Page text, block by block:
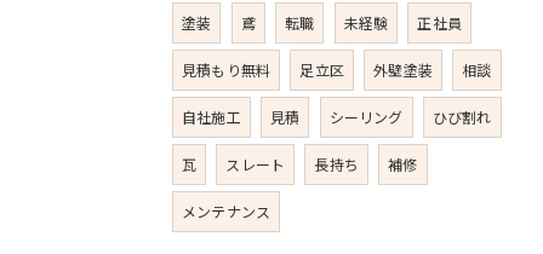
塗装 鳶 転職 未経験 正社員
見積もり無料 足立区 外壁塗装 相談
自社施工 見積 シーリング ひび割れ
瓦 スレート 長持ち 補修
メンテナンス